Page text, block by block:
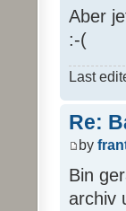
Aber
:-(
Last
Re:
by
Bin
archiv